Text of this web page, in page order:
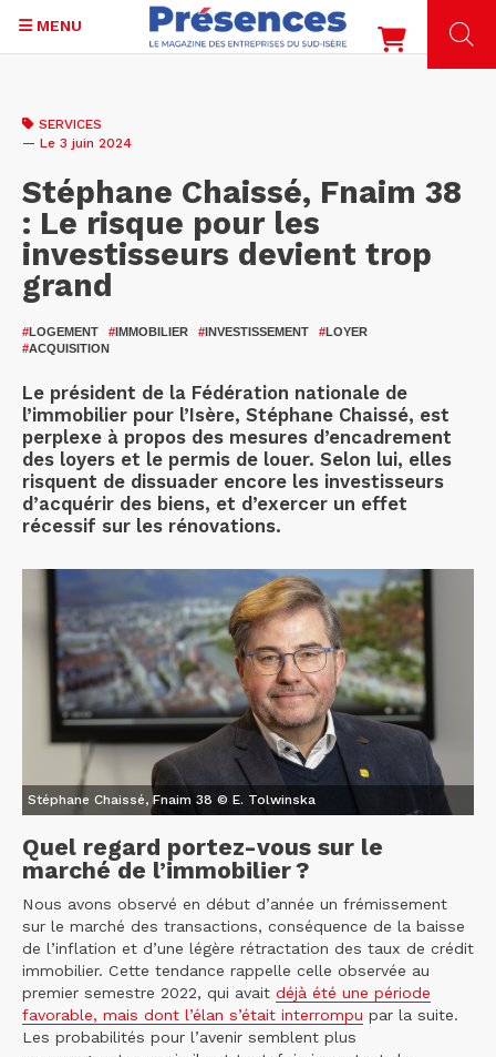
contenu
MENU
SERVICES
— Le 3 juin 2024
Stéphane Chaissé, Fnaim 38
: Le risque pour les
investisseurs devient trop
grand
#LOGEMENT #IMMOBILIER #INVESTISSEMENT #LOYER
#ACQUISITION
Le président de la Fédération nationale de
l’immobilier pour l’Isère, Stéphane Chaissé, est
perplexe à propos des mesures d’encadrement
des loyers et le permis de louer. Selon lui, elles
risquent de dissuader encore les investisseurs
d’acquérir des biens, et d’exercer un effet
récessif sur les rénovations.
Stéphane Chaissé, Fnaim 38 © E. Tolwinska
Quel regard portez-vous sur le
marché de l’immobilier ?
Nous avons observé en début d’année un frémissement
sur le marché des transactions, conséquence de la baisse
de l’inflation et d’une légère rétractation des taux de crédit
immobilier. Cette tendance rappelle celle observée au
premier semestre 2022, qui avait déjà été une période
favorable, mais dont l’élan s’était interrompu par la suite.
Les probabilités pour l’avenir semblent plus